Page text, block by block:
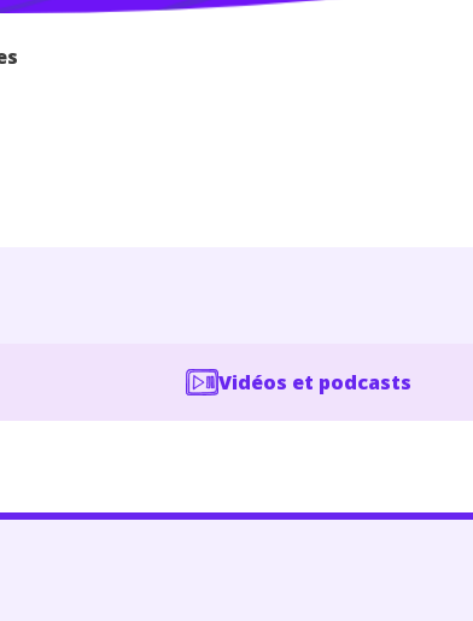
Vidéos et podcasts